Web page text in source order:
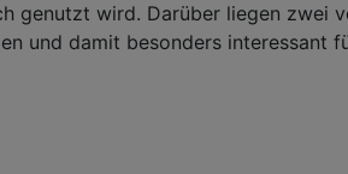
genutzt wird. Darüber liegen zwei
und damit besonders interessant